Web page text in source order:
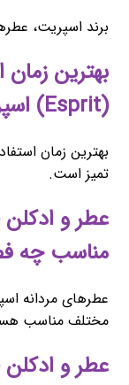
برند اسپریت،
بهترین زمان
(Esprit) اسپریت چه وقت است؟
بهترین زمان
تمیز است.
مناسب چه
عطرهای مردانه
مختلف مناسب